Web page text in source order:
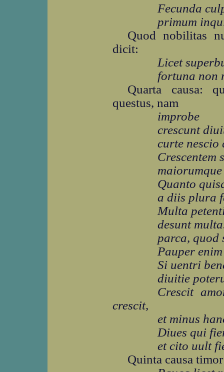
Fecunda
primum
Quod nobilitas
dicit:
Licet
fortuna non
Quarta causa:
questus, nam
improbe
crescunt
curte nescio
Crescentem
maiorumque
Quanto
a diis plura
Multa
desunt
parca, quod
Pauper
Si uentri
diuitie
Crescit
crescit,
et minus
Diues qui
et cito uult
Quinta causa